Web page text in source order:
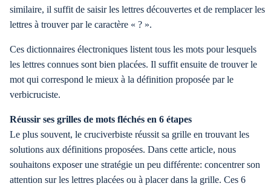
similaire, il suffit de saisir les lettres découvertes et de remplacer les
lettres à trouver par le caractère « ? ».
Ces dictionnaires électroniques listent tous les mots pour lesquels
les lettres connues sont bien placées. Il suffit ensuite de trouver le
mot qui correspond le mieux à la définition proposée par le
verbicruciste.
Réussir ses grilles de mots fléchés en 6 étapes
Le plus souvent, le cruciverbiste réussit sa grille en trouvant les
solutions aux définitions proposées. Dans cette article, nous
souhaitons exposer une stratégie un peu différente: concentrer son
attention sur les lettres placées ou à placer dans la grille. Ces 6